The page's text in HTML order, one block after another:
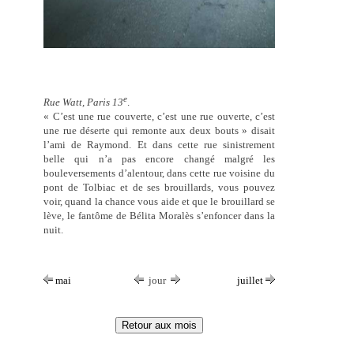
Rue Watt, Paris 13e.
« C’est une rue couverte, c’est une rue ouverte, c’est
une rue déserte qui remonte aux deux bouts » disait
l’ami de Raymond. Et dans cette rue sinistrement
belle qui n’a pas encore changé malgré les
bouleversements d’alentour, dans cette rue voisine du
pont de Tolbiac et de ses brouillards, vous pouvez
voir, quand la chance vous aide et que le brouillard se
lève, le fantôme de Bélita Moralès s’enfoncer dans la
nuit.
mai jour juillet